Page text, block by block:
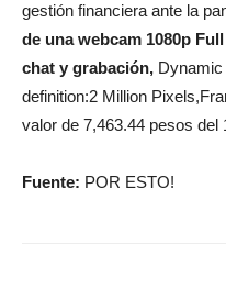
gestión financiera ante la
de una webcam 1080p
chat y grabación, Dynamic
definition:2 Million
valor de 7,463.44 pesos del
Fuente: POR ESTO!